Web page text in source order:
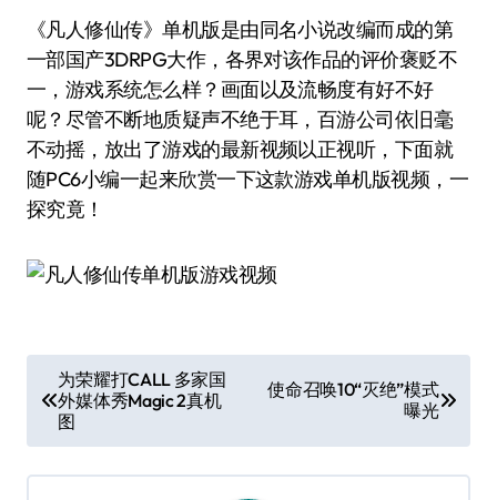
《凡人修仙传》单机版是由同名小说改编而成的第
一部国产3DRPG大作，各界对该作品的评价褒贬不
一，游戏系统怎么样？画面以及流畅度有好不好
呢？尽管不断地质疑声不绝于耳，百游公司依旧毫
不动摇，放出了游戏的最新视频以正视听，下面就
随PC6小编一起来欣赏一下这款游戏单机版视频，一
探究竟！
章
导
航
为荣耀打CALL 多家国
外媒体秀Magic 2真机
图
使命召唤10“灭绝”模式
曝光